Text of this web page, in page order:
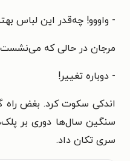
- واووو! چه‌قدر این لباس
مرجان در حالی که
- دوباره تغییر!
اندکی سکوت کرد. بغض راه
سنگین سال‌ها دوری بر
سری تکان داد.